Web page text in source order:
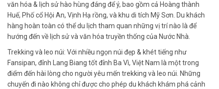
văn hóa & lịch sử hào hùng đáng để ý, bao gồm cả Hoàng thành
Huế, Phố cổ Hội An, Vịnh Hạ rồng, và khu di tích Mỹ Sơn. Du khách
hàng hoàn toàn có thể du lịch tham quan những vị trí nào là để
hướng đến về lịch sử và văn hóa truyền thống của Nước Nhà.
Trekking và leo núi: Với nhiều ngọn núi đẹp & khét tiếng như
Fansipan, đỉnh Lang Biang tốt đỉnh Ba Vì, Việt Nam là một trong
điểm đến hài lòng cho người yêu mến trekking và leo núi. Những
chuyến đi nào không chỉ được cho phép du khách khám phá cảnh